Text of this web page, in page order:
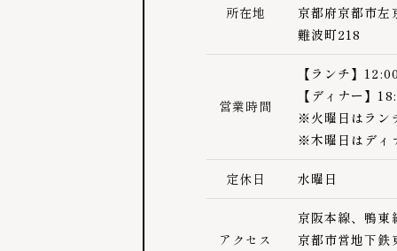
所在地
京都府京都市左
難波町218
営業時間
【ランチ】
【ディナー】
※火曜日はラン
※木曜日はディ
定休日 水曜日
アクセス
京阪本線、鴨
京都市営地下